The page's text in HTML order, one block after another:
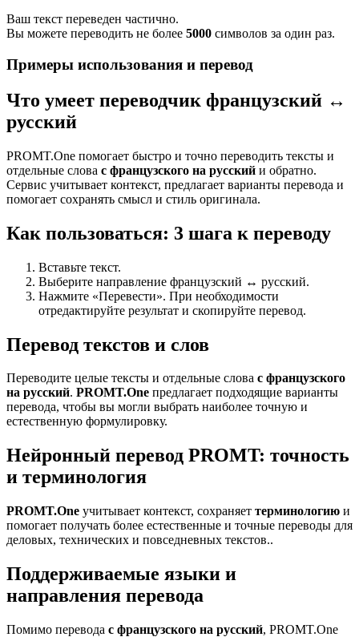
Ваш текст переведен частично.
Вы можете переводить не более 5000 символов за один раз.
Примеры использования и перевод
Что умеет переводчик французский ↔
русский
PROMT.One помогает быстро и точно переводить тексты и
отдельные слова с французского на русский и обратно.
Сервис учитывает контекст, предлагает варианты перевода и
помогает сохранять смысл и стиль оригинала.
Как пользоваться: 3 шага к переводу
Вставьте текст.
Выберите направление французский ↔ русский.
Нажмите «Перевести». При необходимости
отредактируйте результат и скопируйте перевод.
Перевод текстов и слов
Переводите целые тексты и отдельные слова с французского
на русский. PROMT.One предлагает подходящие варианты
перевода, чтобы вы могли выбрать наиболее точную и
естественную формулировку.
Нейронный перевод PROMT: точность
и терминология
PROMT.One учитывает контекст, сохраняет терминологию и
помогает получать более естественные и точные переводы для
деловых, технических и повседневных текстов..
Поддерживаемые языки и
направления перевода
Помимо перевода с французского на русский, PROMT.One